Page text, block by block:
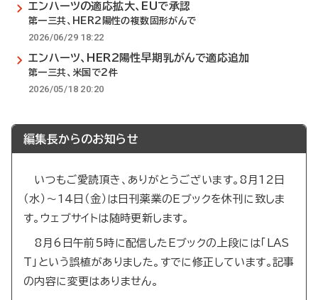
エンハーツの適応拡大、EUで承認
第一三共、HER2陽性の複数固形がんで
2026/06/29 18:22
エンハーツ、HER2陽性早期乳がんで適応追加
第一三共、米国で2件
2026/05/18 20:20
編集長からのお知らせ
いつもご愛読頂き、ありがとうございます。8月12日
（水）～14日（金）は日刊薬業のEブックを休刊に致しま
す。ウェブサイトは随時更新します。
8月6日午前5時に配信したEブックの上段には「LAS
T」という誤植がありました。すでに修正しています。記事
の内容に変更はありません。